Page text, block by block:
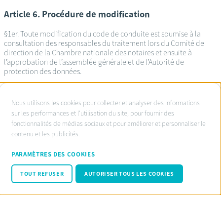
Article 6. Procédure de modification
§1er. Toute modification du code de conduite est soumise à la
consultation des responsables du traitement lors du Comité de
direction de la Chambre nationale des notaires et ensuite à
l’approbation de l’assemblée générale et de l’Autorité de
protection des données.
Service d’ombudsman agréé:
www.ombudsnotaire.be
Privacy Policy notaire.be
Cookie policy
Code de conduite RGPD
© Fednot 2026
À
propos
des
cookies
sur
ce
site
Nous utilisons les cookies pour collecter et analyser des informations
sur les performances et l'utilisation du site, pour fournir des
fonctionnalités de médias sociaux et pour améliorer et personnaliser le
contenu et les publicités.
PARAMÈTRES DES COOKIES
TOUT REFUSER AUTORISER TOUS LES COOKIES